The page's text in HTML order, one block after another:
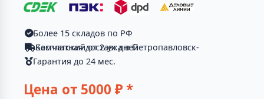
Более 15 складов по РФ
Бесплатная доставка в Петропавловск-Камчатский от 2-ух дней
Гарантия до 24 мес.
Цена от 5000 ₽ *